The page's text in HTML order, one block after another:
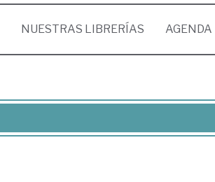
NUESTRAS LIBRERÍAS AGENDA